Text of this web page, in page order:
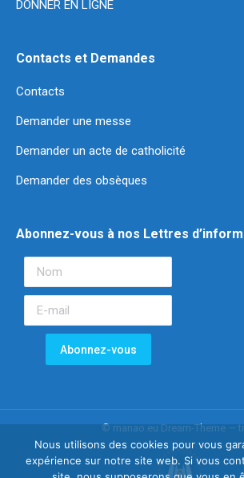
DONNER EN LIGNE
Contacts et Demandes
Contacts
Demander une messe
Demander un acte de catholicité
Demander des obsèques
Abonnez-vous à nos Lettres
© manao.eu Dream-Theme —
Nous utilisons des cookies pour vous
expérience sur notre site web. Si vous